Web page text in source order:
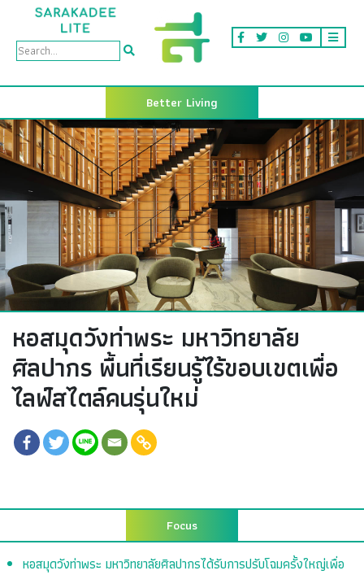
Better Living
หอสมุดวังท่าพระ มหาวิทยาลัย
ศิลปากร พื้นที่เรียนรู้ไร้ขอบเขตเพื่อ
ไลฟ์สไตล์คนรุ่นใหม่
Focus
หอสมุดวังท่าพระ มหาวิทยาลัยศิลปากรได้รับการปรับโฉมครั้งใหญ่เพื่อ